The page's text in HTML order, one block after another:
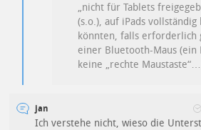
„nicht für Tablets
(s.o.), auf iPads
könnten, falls erforderlich
einer Bluetooth-Maus (ein
keine „rechte
jan
Ich verstehe nicht, wieso die